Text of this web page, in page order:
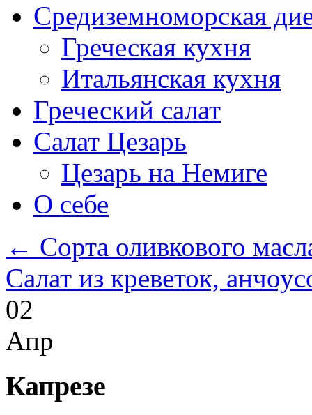
Средиземноморская
Греческая кухня
Итальянская кухня
Греческий салат
Салат Цезарь
Цезарь на Немиге
О себе
← Сорта оливкового
Салат из креветок,
02
Апр
Капрезе